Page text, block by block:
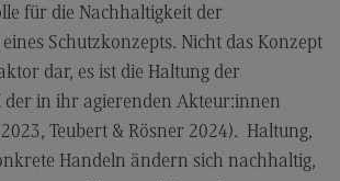
für die Nachhaltigkeit der
Schutzkonzepts. Nicht das Konzept
dar, es ist die Haltung der
der in ihr agierenden Akteur:innen
Teubert & Rösner 2024). Haltung,
Handeln ändern sich nachhaltig,